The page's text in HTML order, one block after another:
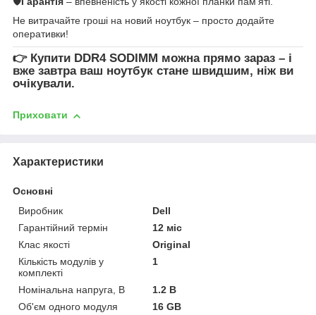
Не витрачайте гроші на новий ноутбук – просто додайте
оперативки!
👉 Купити DDR4 SODIMM можна прямо зараз – і
вже завтра ваш ноутбук стане швидшим, ніж ви
очікували.
Приховати
Характеристики
Основні
Виробник
Dell
Гарантійний термін
12 міс
Клас якості
Original
Кількість модулів у
комплекті
1
Номінальна напруга, В
1.2 В
Об'єм одного модуля
16 GB